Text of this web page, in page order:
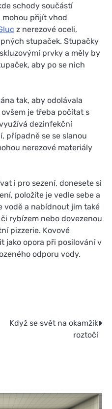
schody součástí
mohou přijít vhod
z nerezové oceli,
stupaček. Stupačky
prvky a měly by
aby po se nich
tak, aby odolávala
je třeba počítat s
dezinfekční
případně se se slanou
nerezové materiály
i pro sezení, donesete si
položíte je vedle sebe a
vodě a nabídnout jim také
rybízem nebo dovezenou
pizzerie. Kovové
jako opora při posilování v
odporu vody.
Když se svět na okamžik
roztočí